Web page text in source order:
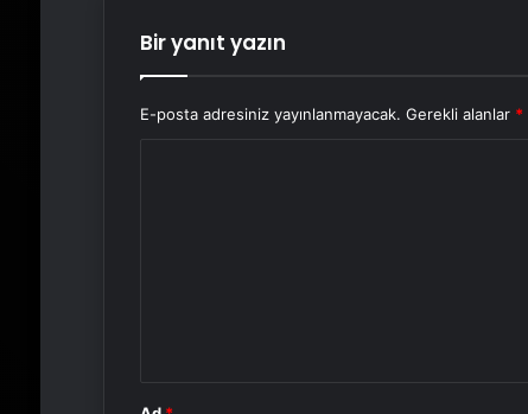
Bir yanıt yazın
E-posta adresiniz yayınlanmayacak. Gerekli alanlar *